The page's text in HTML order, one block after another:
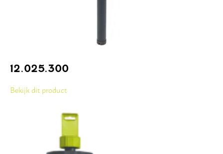
12.025.300
Bekijk dit product